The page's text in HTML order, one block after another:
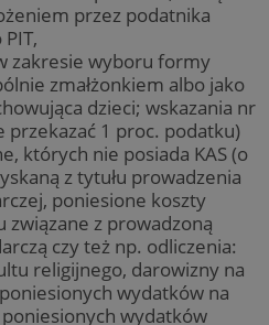
przez podatnika
zakresie wyboru formy
zmałżonkiem albo jako
dzieci; wskazania nr
przekazać 1 proc. podatku)
których nie posiada KAS (o
z tytułu prowadzenia
poniesione koszty
związane z prowadzoną
czy też np. odliczenia:
religijnego, darowizny na
wydatków na
wydatków